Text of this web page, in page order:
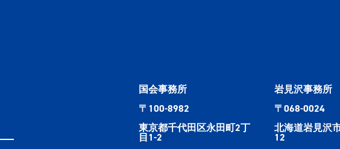
国会事務所
〒100-8982
東京都千代田区永田町2丁
目1-2
岩見沢事務所
〒068-0024
北海道岩見沢
12